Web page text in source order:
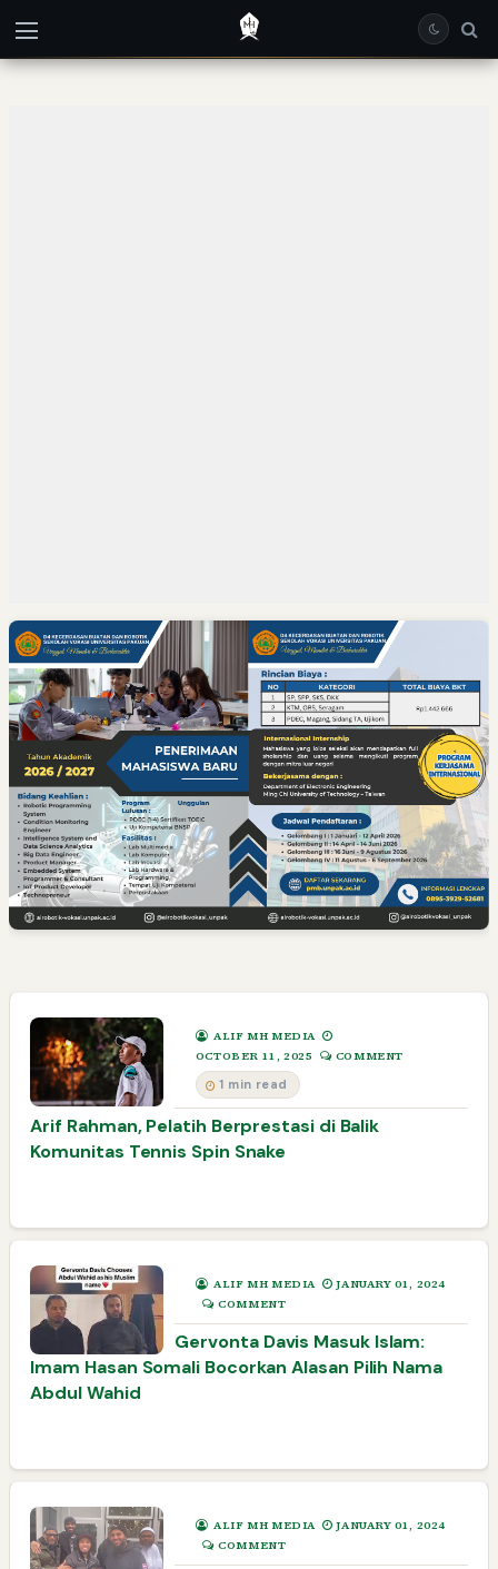
ALIF MH MEDIA
OCTOBER 11, 2025
COMMENT
1 min read
Arif Rahman, Pelatih Berprestasi di Balik
Komunitas Tennis Spin Snake
ALIF MH MEDIA
JANUARY 01, 2024
COMMENT
Gervonta Davis Masuk Islam:
Imam Hasan Somali Bocorkan Alasan Pilih Nama
Abdul Wahid
ALIF MH MEDIA
JANUARY 01, 2024
COMMENT